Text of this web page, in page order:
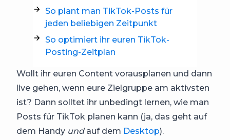
So plant man TikTok-Posts für
jeden beliebigen Zeitpunkt
So optimiert ihr euren TikTok-
Posting-Zeitplan
Wollt ihr euren Content vorausplanen und dann
live gehen, wenn eure Zielgruppe am aktivsten
ist? Dann solltet ihr unbedingt lernen, wie man
Posts für TikTok planen kann (ja, das geht auf
dem Handy undauf dem Desktop).